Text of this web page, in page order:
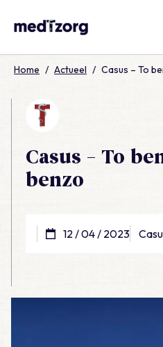
Home / Actueel / Casus – To
Casus – To
benzo
12 / 04 / 2023